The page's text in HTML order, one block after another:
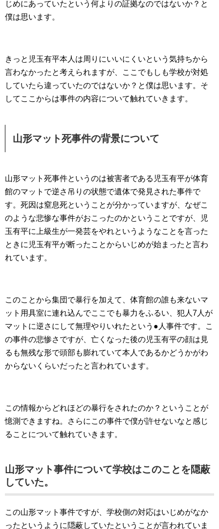
じめにあっていたという何よりの証拠なのではないか？と
僕は思います。
きっと児玉有平本人は周りにいいにくいという気持ちから
言わなかったと考えられますが、ここでもしも学校が対処
していたら違っていたのではないか？と僕は思います。そ
してここからは事件の内容について触れていきます。
山形マット死事件の背景について
山形マット死事件というのは被害者である児玉有平が体育
館のマットで逆さ吊りの状態で遺体で発見された事件で
す。死因は窒息死ということが分かっていますが、なぜこ
のような悲惨な事件がおこったのかということですが、児
玉有平に上級生が一発芸をやれというようなことを言った
ときに児玉有平が断ったことからいじめが始まったと言わ
れています。
このことから集団で暴行を加えて、体育館の誰も来ないマ
ット用具室に連れ込んでここでも暴力をふるい、犯人7人が
マットに逆さにして無理やりいれたという●人事件です。こ
の事件の悲惨さですが、亡くなった後の児玉有平の顔は見
るも無残な形で頭部も膨れていて本人であるかどうかがわ
からないくらいだったと言われています。
この情報からどれほどの暴行をされたのか？ということが
憶測できますね。さらにこの事件で僕が許せないなと感じ
ることについて触れていきます。
山形マット事件について学校はこのことを隠蔽
していた。
この山形マット事件ですが、学校側の対応はいじめがなか
ったというように隠蔽していたということが言われていま